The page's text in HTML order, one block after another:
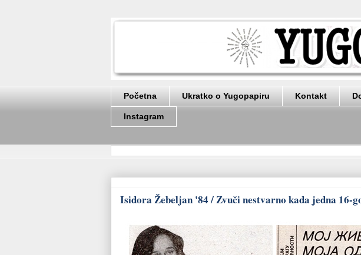
Početna Ukratko o Yugopapiru Kontakt
Instagram
Isidora Žebeljan '84 / Zvuči nestvarno kada jedna 16-